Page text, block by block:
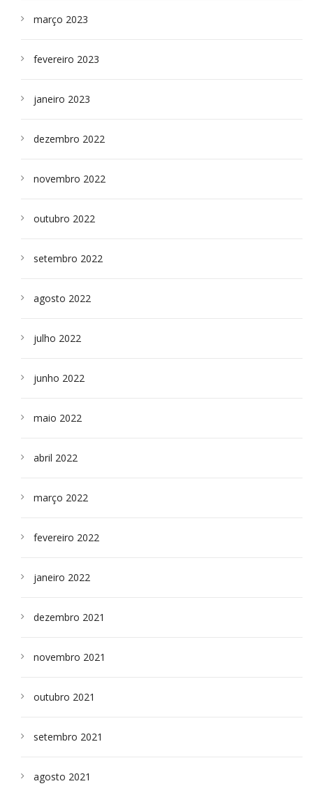
março 2023
fevereiro 2023
janeiro 2023
dezembro 2022
novembro 2022
outubro 2022
setembro 2022
agosto 2022
julho 2022
junho 2022
maio 2022
abril 2022
março 2022
fevereiro 2022
janeiro 2022
dezembro 2021
novembro 2021
outubro 2021
setembro 2021
agosto 2021